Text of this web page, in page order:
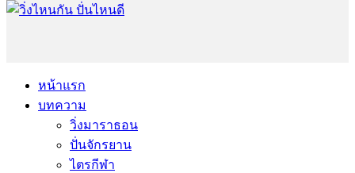
หน้าแรก
บทความ
วิ่งมาราธอน
ปั่นจักรยาน
ไตรกีฬา